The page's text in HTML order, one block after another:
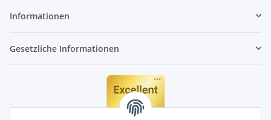
Informationen
Gesetzliche Informationen